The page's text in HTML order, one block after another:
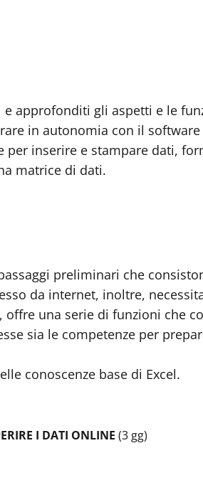
approfonditi gli aspetti e le
in autonomia con il
per inserire e stampare dati,
matrice di dati.
preliminari che
da internet, inoltre,
una serie di funzioni che
sia le competenze per
conoscenze base di Excel.
I DATI ONLINE (3 gg)